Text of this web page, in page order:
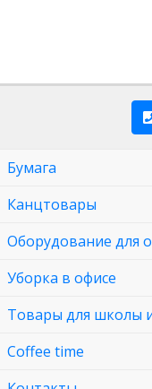
Бумага
Канцтовары
Оборудование для
Уборка в офисе
Товары для школы
Coffee time